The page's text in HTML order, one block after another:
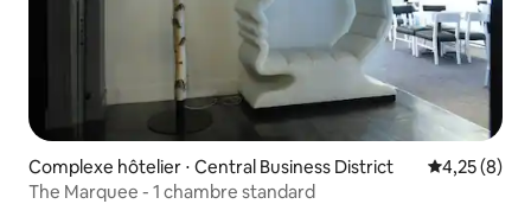
Complexe hôtelier ⋅ Central Business District Évaluation
4,25 (8)
The Marquee - 1 chambre standard